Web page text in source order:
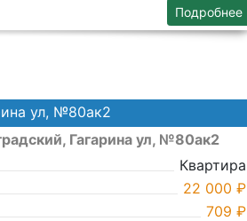
Подробнее
ул, №80ак2
Гагарина ул, №80ак2
Квартира
22 000 ₽
709 ₽